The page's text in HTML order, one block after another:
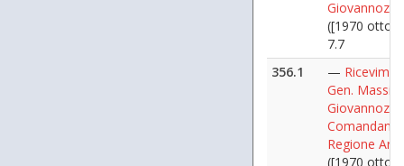
Giovannozzi
([1970
7.7
356.1
—
Gen.
Giovannozzi,
Regione
([1970